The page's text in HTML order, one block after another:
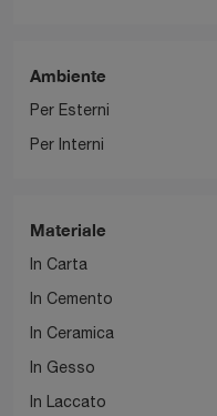
Ambiente
Per Esterni
Per Interni
Materiale
In Carta
In Cemento
In Ceramica
In Gesso
In Laccato